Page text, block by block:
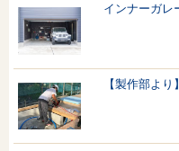
インナーガレ
【製作部よ